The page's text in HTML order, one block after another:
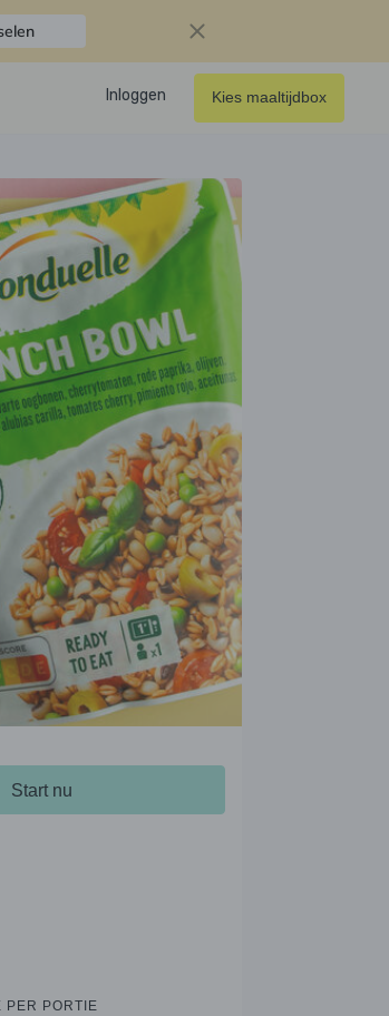
Inloggen Kies maaltijdbox
Start nu
PER PORTIE